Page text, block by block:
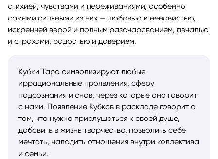
стихией, чувствами и переживаниями, особенно
самыми сильными из них — любовью и ненавистью,
искренней верой и полным разочарованием, печалью
и страхами, радостью и доверием.
Кубки Таро символизируют любые
иррациональные проявления, сферу
подсознания и снов, через которые оно говорит
с нами. Появление Кубков в раскладе говорит о
том, что нужно прислушаться к своей душе,
добавить в жизнь творчество, позволить себе
мечтать, наладить отношения внутри коллектива
и семьи.